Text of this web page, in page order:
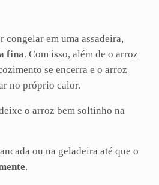
congelar em uma assadeira,
fina. Com isso, além de o arroz
se encerra e o arroz
no próprio calor.
o arroz bem soltinho na
ou na geladeira até que o
.